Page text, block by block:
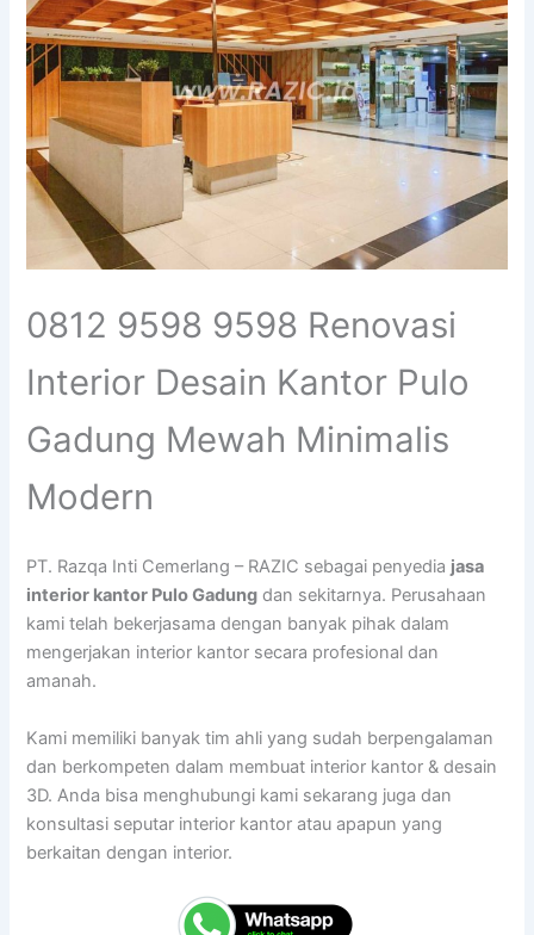
0812 9598 9598 Renovasi
Interior Desain Kantor Pulo
Gadung Mewah Minimalis
Modern
PT. Razqa Inti Cemerlang – RAZIC sebagai penyedia jasa
interior kantor Pulo Gadung dan sekitarnya. Perusahaan
kami telah bekerjasama dengan banyak pihak dalam
mengerjakan interior kantor secara profesional dan
amanah.
Kami memiliki banyak tim ahli yang sudah berpengalaman
dan berkompeten dalam membuat interior kantor & desain
3D. Anda bisa menghubungi kami sekarang juga dan
konsultasi seputar interior kantor atau apapun yang
berkaitan dengan interior.